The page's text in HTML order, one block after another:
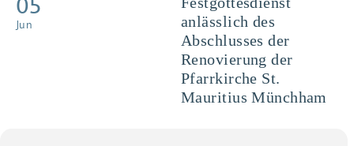
Jun
anlässlich des
Abschlusses der
Renovierung der
Pfarrkirche St.
Mauritius Münchham